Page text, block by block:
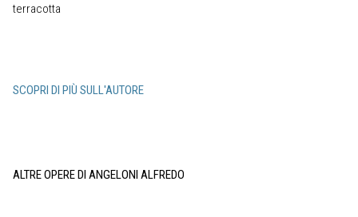
terracotta
SCOPRI DI PIÙ SULL'AUTORE
ALTRE OPERE DI ANGELONI ALFREDO